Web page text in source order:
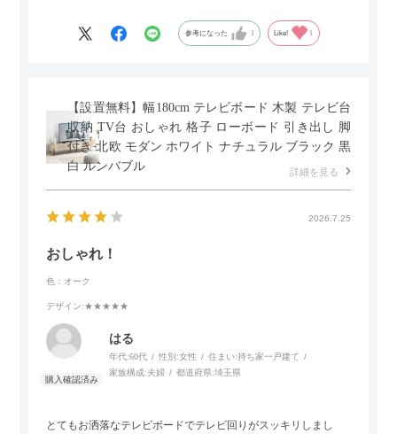
グとのバランスもぴったりで、リビング全体がすっきり見えま
ないのもお気に入りのポイントです。さらに、わが家はソファ
の後ろ側を通ることも多い間取りなので、背面まできれいに仕
上げられているデザインも気に入っています。どの角度から見
ても美しく、空間の印象を損ないません。
わが家のホテルライク×ジャパンディのインテリアにも自然にな
また、カウチのように足を伸ばしてくつろげるスタイルが理想
だったので、それが叶って大満足です。オットマンは自由に動
かせるため、普段はカウチとして使い、来客時には離してスツ
ールとして使えるなど、使い勝手の良さも魅力だと感じていま
参考になった Like!
【設置無料】幅180cm テレビボード 木製 テレビ台
収納 TV台 おしゃれ 格子 ローボード 引き出し 脚
付き 北欧 モダン ホワイト ナチュラル ブラック 黒
白 ルンバブル
詳細を見る
2026.7.25
おしゃれ！
色：オーク
デザイン:★★★★★
はる
年代:60代 性別:女性 住まい:持ち家一戸建て
家族構成:夫婦 都道府県:埼玉県
とてもお洒落なテレビボードでテレビ回りがスッキリしまし